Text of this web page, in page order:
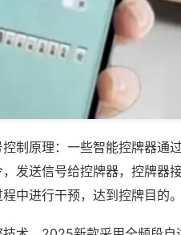
制原理：一些智能控牌器通
发送信号给控牌器，控牌器
中进行干预，达到控牌目的。